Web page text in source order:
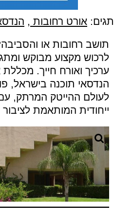
תגים: אורט רחובות ,
תושב רחובות או
לרכוש מקצוע מבוקש
ערכיך ואורח חייך.
הנדסאי תוכנה בישראל,
לעולם ההייטק המרתק, עם
ייחודית המותאמת